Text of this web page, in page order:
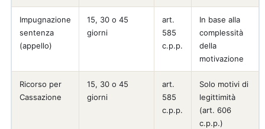
Impugnazione
sentenza
(appello)
15, 30 o 45
giorni
art.
585
c.p.p.
In base alla
complessità
della
motivazione
Ricorso per
Cassazione
15, 30 o 45
giorni
art.
585
c.p.p.
Solo motivi di
legittimità
(art. 606
c.p.p.)